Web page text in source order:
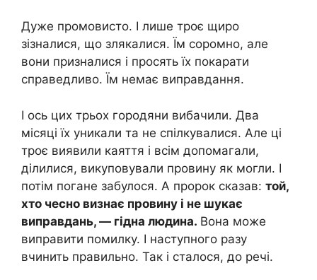
Дуже промовисто. І лише троє щиро
зізналися, що злякалися. Їм соромно, але
вони призналися і просять їх покарати
справедливо. Їм немає виправдання.
І ось цих трьох городяни вибачили. Два
місяці їх уникали та не спілкувалися. Але ці
троє виявили каяття і всім допомагали,
ділилися, викуповували провину як могли. І
потім погане забулося. А пророк сказав: той,
хто чесно визнає провину і не шукає
виправдань, — гідна людина. Вона може
виправити помилку. І наступного разу
вчинить правильно. Так і сталося, до речі.